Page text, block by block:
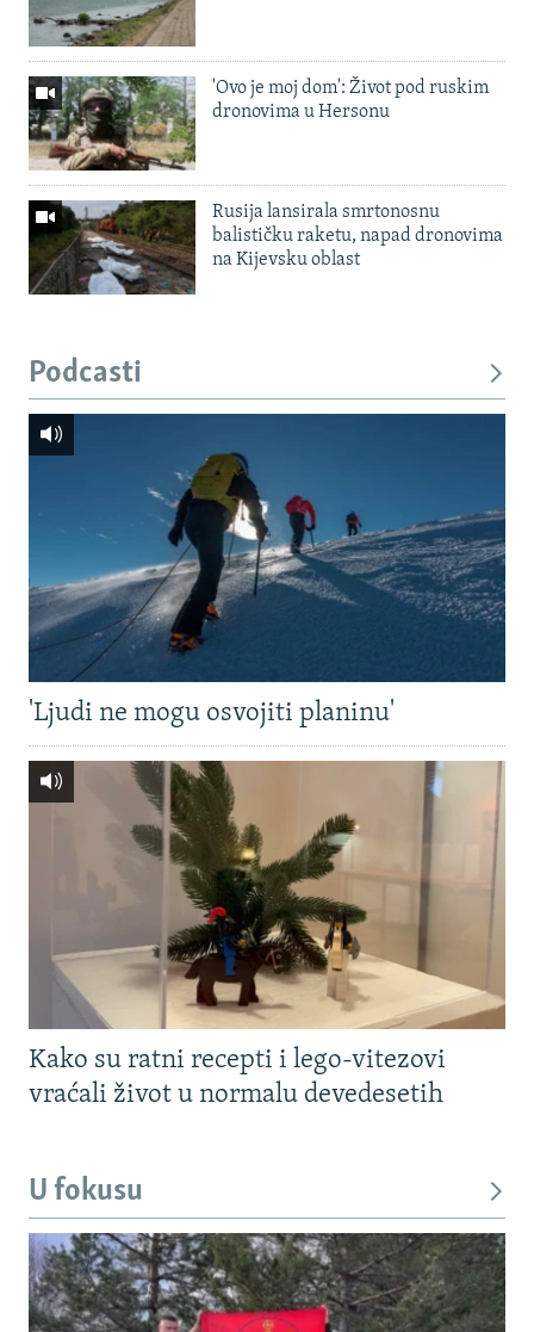
'Ovo je moj dom': Život pod ruskim
dronovima u Hersonu
Rusija lansirala smrtonosnu
balističku raketu, napad dronovima
na Kijevsku oblast
Podcasti
'Ljudi ne mogu osvojiti planinu'
Kako su ratni recepti i lego-vitezovi
vraćali život u normalu devedesetih
U fokusu